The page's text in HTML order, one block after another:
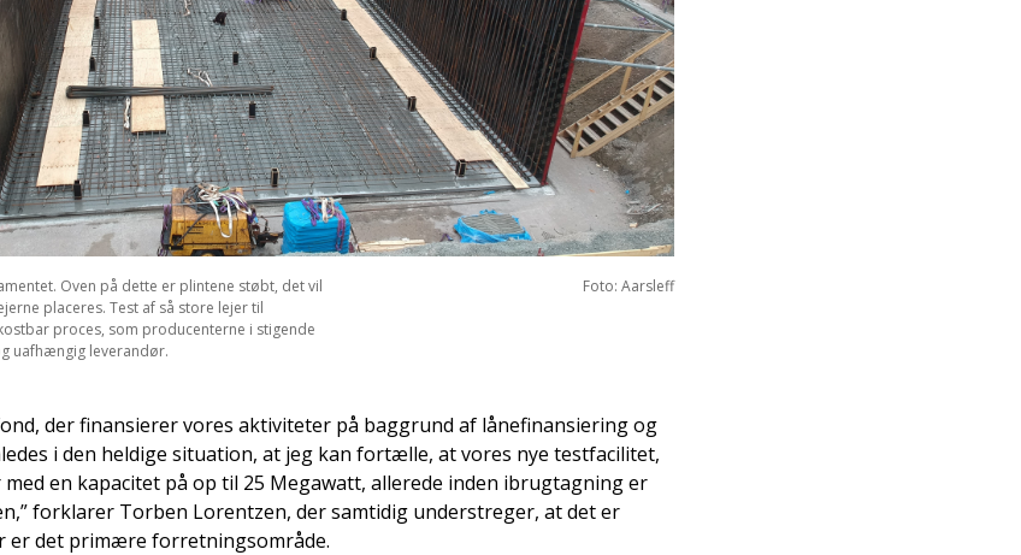
Oven på dette er plintene støbt, det vil
placeres. Test af så store lejer til
proces, som producenterne i stigende
uafhængig leverandør.
Foto: Aarsleff
der finansierer vores aktiviteter på baggrund af lånefinansiering og
i den heldige situation, at jeg kan fortælle, at vores nye testfacilitet,
en kapacitet på op til 25 Megawatt, allerede inden ibrugtagning er
forklarer Torben Lorentzen, der samtidig understreger, at det er
er det primære forretningsområde.